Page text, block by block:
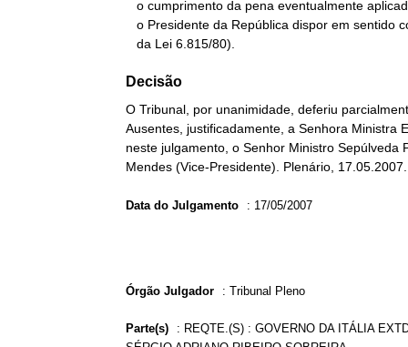
   da Lei 6.815/80).
Decisão
O Tribunal, por unanimidade, deferiu
Ausentes, justificadamente, a Senhora Ministra
neste julgamento, o Senhor Ministro
Mendes (Vice-Presidente). Plenário, 17.05.2007.
Data do Julgamento : 17/05/2007
Órgão Julgador : Tribunal Pleno
Parte(s) : REQTE.(S) : GOVERNO DA ITÁLIA